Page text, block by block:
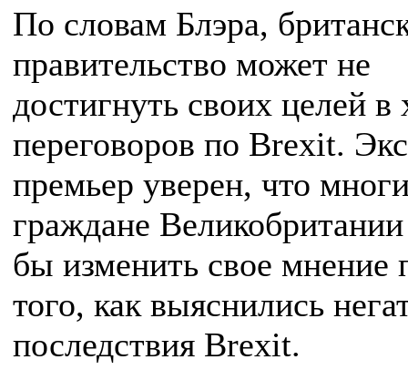
По словам Блэра,
правительство может не
достигнуть своих целей в
переговоров по Brexit.
премьер уверен, что
граждане
бы изменить свое мнение
того, как выяснились
последствия Brexit.